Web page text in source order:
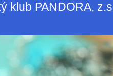
klub PANDORA, z.s